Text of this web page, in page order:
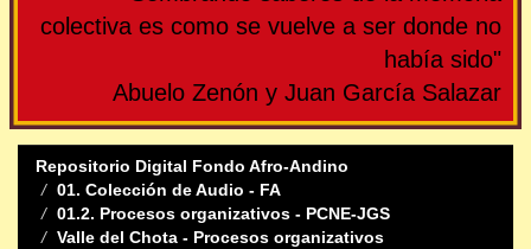
colectiva es como se vuelve a ser donde no
había sido"
Abuelo Zenón y Juan García Salazar
Repositorio Digital Fondo Afro-Andino
01. Colección de Audio - FA
01.2. Procesos organizativos - PCNE-JGS
Valle del Chota - Procesos organizativos